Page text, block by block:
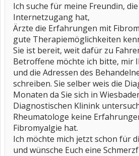
Ich suche für meine Freundin,
Internetzugang hat,
Ärzte die Erfahrungen mit
gute Therapiemöglichkeiten
Sie ist bereit, weit dafür zu
Betroffene möchte ich bitte, mir
und die Adressen des
schreiben. Sie selber weis die
Monaten da Sie sich in
Diagnostischen Klinink
Rheumatologe keine
Fibromyalgie hat.
Ich möchte mich jetzt schon für
und wünsche Euch eine